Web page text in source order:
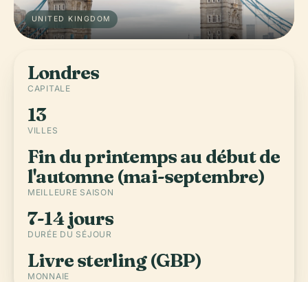
UNITED KINGDOM
Londres
CAPITALE
13
VILLES
Fin du printemps au début de
l'automne (mai-septembre)
MEILLEURE SAISON
7-14 jours
DURÉE DU SÉJOUR
Livre sterling (GBP)
MONNAIE